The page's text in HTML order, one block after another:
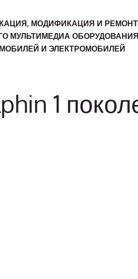
МОДИФИКАЦИЯ И РЕМОНТ
МУЛЬТИМЕДИА ОБОРУДОВАНИЯ
И ЭЛЕКТРОМОБИЛЕЙ
1